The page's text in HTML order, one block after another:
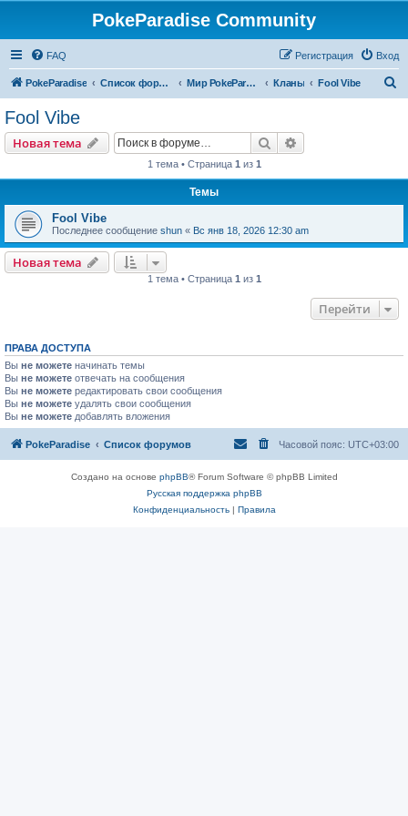
PokeParadise Community
FAQ Вход
Регистрация
PokeParadise Список форумов Мир PokeParadise Кланы Fool Vibe
Fool Vibe
Новая тема Поиск
1 тема • Страница 1 из 1
Темы
Fool Vibe
Последнее сообщение shun « Вс янв 18, 2026 12:30 am
Новая тема
1 тема • Страница 1 из 1
Перейти
ПРАВА ДОСТУПА
Вы не можете начинать темы
Вы не можете отвечать на сообщения
Вы не можете редактировать свои сообщения
Вы не можете удалять свои сообщения
Вы не можете добавлять вложения
PokeParadise Список форумов Часовой пояс: UTC+03:00
Создано на основе phpBB® Forum Software © phpBB Limited
Русская поддержка phpBB
Конфиденциальность| Правила